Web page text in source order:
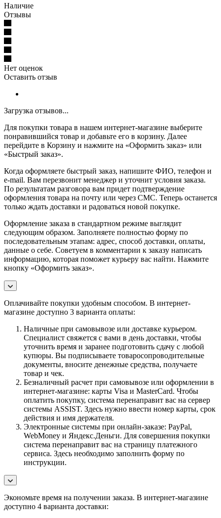
Наличие
Отзывы
Нет оценок
Оставить отзыв
Загрузка отзывов...
Для покупки товара в нашем интернет-магазине выберите
понравившийся товар и добавьте его в корзину. Далее
перейдите в Корзину и нажмите на «Оформить заказ» или
«Быстрый заказ».
Когда оформляете быстрый заказ, напишите ФИО, телефон и
e-mail. Вам перезвонит менеджер и уточнит условия заказа.
По результатам разговора вам придет подтверждение
оформления товара на почту или через СМС. Теперь останется
только ждать доставки и радоваться новой покупке.
Оформление заказа в стандартном режиме выглядит
следующим образом. Заполняете полностью форму по
последовательным этапам: адрес, способ доставки, оплаты,
данные о себе. Советуем в комментарии к заказу написать
информацию, которая поможет курьеру вас найти. Нажмите
кнопку «Оформить заказ».
Оплачивайте покупки удобным способом. В интернет-
магазине доступно 3 варианта оплаты:
Наличные при самовывозе или доставке курьером.
Специалист свяжется с вами в день доставки, чтобы
уточнить время и заранее подготовить сдачу с любой
купюры. Вы подписываете товаросопроводительные
документы, вносите денежные средства, получаете
товар и чек.
Безналичный расчет при самовывозе или оформлении в
интернет-магазине: карты Visa и MasterCard. Чтобы
оплатить покупку, система перенаправит вас на сервер
системы ASSIST. Здесь нужно ввести номер карты, срок
действия и имя держателя.
Электронные системы при онлайн-заказе: PayPal,
WebMoney и Яндекс.Деньги. Для совершения покупки
система перенаправит вас на страницу платежного
сервиса. Здесь необходимо заполнить форму по
инструкции.
Экономьте время на получении заказа. В интернет-магазине
доступно 4 варианта доставки: